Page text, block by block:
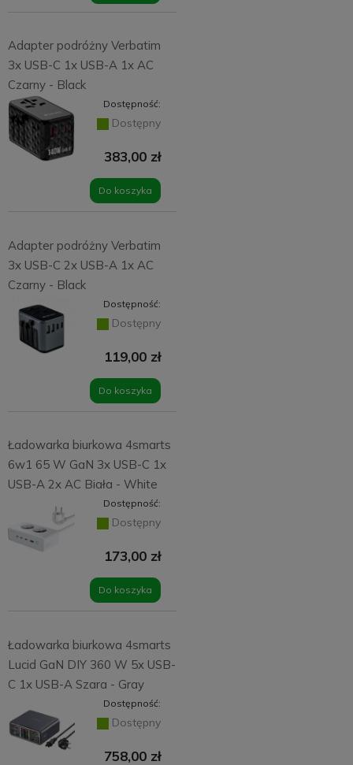
Adapter podróżny Verbatim
3x USB-C 1x USB-A 1x AC
Czarny - Black
Dostępność:
Dostępny
383,00 zł
Do koszyka
Adapter podróżny Verbatim
3x USB-C 2x USB-A 1x AC
Czarny - Black
Dostępność:
Dostępny
119,00 zł
Do koszyka
Ładowarka biurkowa 4smarts
6w1 65 W GaN 3x USB-C 1x
USB-A 2x AC Biała - White
Dostępność:
Dostępny
173,00 zł
Do koszyka
Ładowarka biurkowa 4smarts
Lucid GaN DIY 360 W 5x USB-
C 1x USB-A Szara - Gray
Dostępność:
Dostępny
758,00 zł